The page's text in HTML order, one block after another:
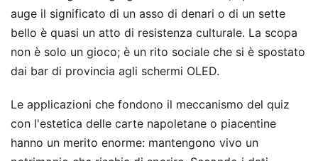
auge il significato di un asso di denari o di un sette
bello è quasi un atto di resistenza culturale. La scopa
non è solo un gioco; è un rito sociale che si è spostato
dai bar di provincia agli schermi OLED.
Le applicazioni che fondono il meccanismo del quiz
con l'estetica delle carte napoletane o piacentine
hanno un merito enorme: mantengono vivo un